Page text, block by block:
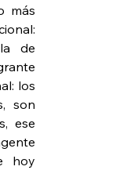
más
de
los
son
ese
hoy